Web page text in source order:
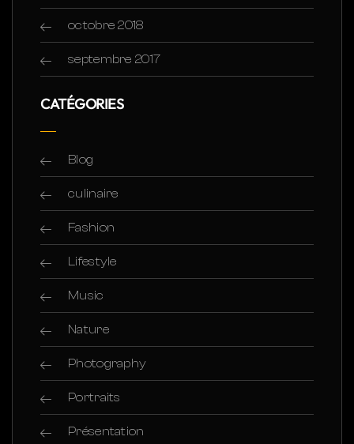
octobre 2018
septembre 2017
CATÉGORIES
Blog
culinaire
Fashion
Lifestyle
Music
Nature
Photography
Portraits
Présentation